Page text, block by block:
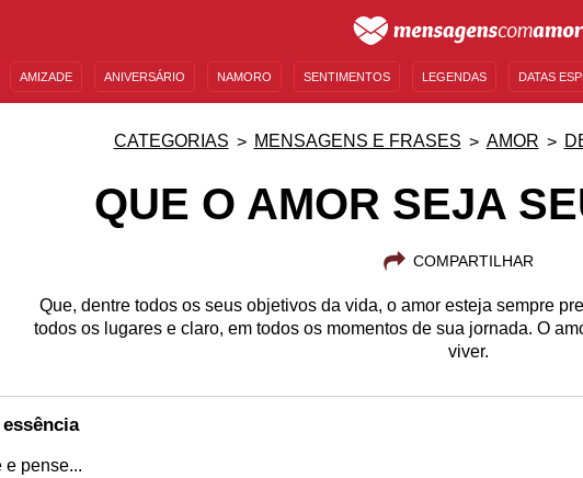
AMIZADE ANIVERSÁRIO NAMORO SENTIMENTOS LEGENDAS DATAS
CATEGORIAS MENSAGENS E FRASES AMOR
QUE O AMOR SEJA
COMPARTILHAR
Que, dentre todos os seus objetivos da vida, o amor esteja sempre
todos os lugares e claro, em todos os momentos de sua jornada. O
viver.
e pense...